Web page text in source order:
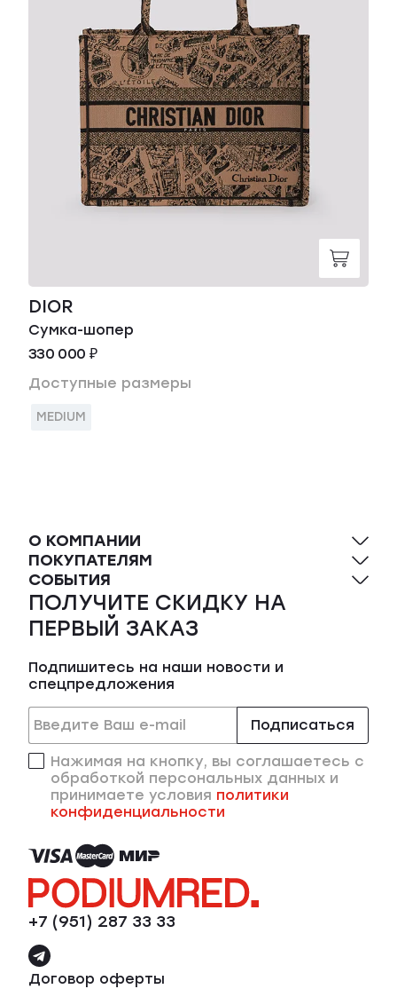
DIOR
Сумка-шопер
330 000 ₽
Доступные размеры
MEDIUM
+7 (951) 287 33 33
Договор оферты
О КОМПАНИИ
ПОКУПАТЕЛЯМ
СОБЫТИЯ
ПОЛУЧИТЕ СКИДКУ НА
ПЕРВЫЙ ЗАКАЗ
Подпишитесь на наши новости и
спецпредложения
Подписаться
Нажимая на кнопку, вы соглашаетесь с
обработкой персональных данных и
принимаете условия политики
конфиденциальности